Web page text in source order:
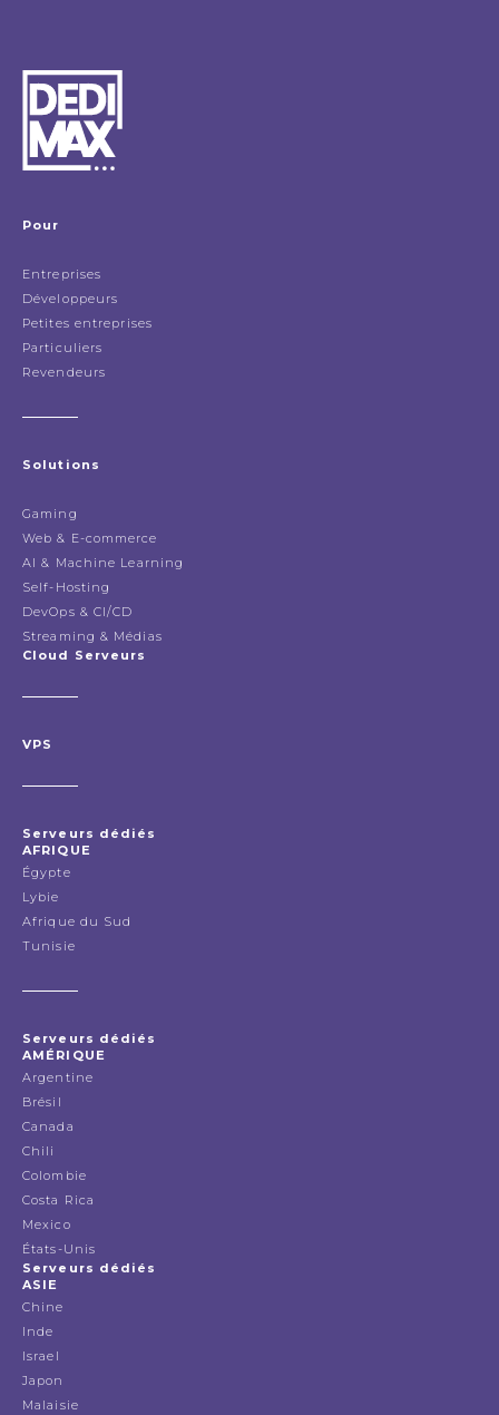
Pour
Entreprises
Développeurs
Petites entreprises
Particuliers
Revendeurs
Solutions
Gaming
Web & E-commerce
AI & Machine Learning
Self-Hosting
DevOps & CI/CD
Streaming & Médias
Cloud Serveurs
VPS
Serveurs dédiés
AFRIQUE
Égypte
Lybie
Afrique du Sud
Tunisie
Serveurs dédiés
AMÉRIQUE
Argentine
Brésil
Canada
Chili
Colombie
Costa Rica
Mexico
États-Unis
Serveurs dédiés
ASIE
Chine
Inde
Israel
Japon
Malaisie